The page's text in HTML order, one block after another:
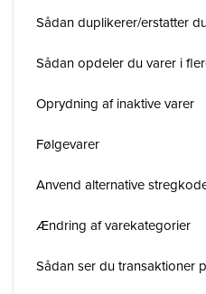
Sådan duplikerer/erstatter
Sådan opdeler du varer i
Oprydning af inaktive varer
Følgevarer
Anvend alternative
Ændring af varekategorier
Sådan ser du transaktioner